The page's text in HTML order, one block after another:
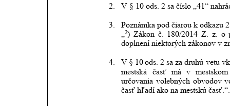
2. V § 10 ods. 2 sa číslo „41“
3.
Poznámka pod čiarou k odkazu
2) Zákon č. 180/2014 Z. z. o
doplnení niektorých zákonov v
4. V § 10 ods. 2 sa za druhú vetu
mestská
časť má v
mestskom
určovania volebných obvodov
časť hľadí ako na mestskú časť.“.